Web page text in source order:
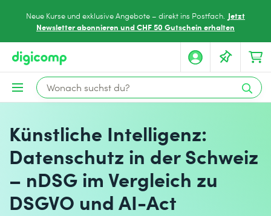
Neue Kurse und exklusive Angebote – direkt ins Postfach. Jetzt
Newsletter abonnieren und CHF 50 Gutschein erhalten
Künstliche Intelligenz:
Datenschutz in der Schweiz
– nDSG im Vergleich zu
DSGVO und AI-Act